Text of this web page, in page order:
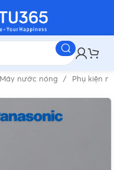
Máy nước nóng Phụ kiện